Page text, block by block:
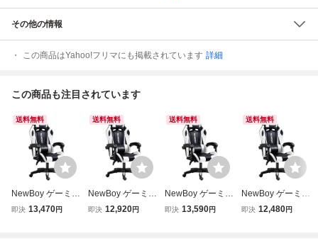
その他の情報
この商品はYahoo!フリマにも掲載されています 詳細
この商品も注目されています
送料無料
NewBoy ゲーミン
グチェア gaming
即決 13,470円
送料無料
NewBoy ゲーミン
グチェア gaming
即決 12,920円
送料無料
NewBoy ゲーミン
グチェア gaming
即決 13,590円
送料無料
NewBoy ゲーミン
グチェア gaming
即決 12,480円